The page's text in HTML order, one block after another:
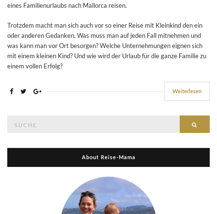
eines Familienurlaubs nach Mallorca reisen.
Trotzdem macht man sich auch vor so einer Reise mit Kleinkind den ein
oder anderen Gedanken. Was muss man auf jeden Fall mitnehmen und
was kann man vor Ort besorgen? Welche Unternehmungen eignen sich
mit einem kleinen Kind? Und wie wird der Urlaub für die ganze Familie zu
einem vollen Erfolg?
Weiterlesen
About Reise-Mama